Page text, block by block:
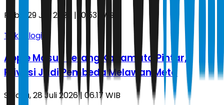
Rabu, 29 Juli 2026 | 10.53 WIB
Teknologi
Apple Masuk Perang Kacamata Pintar,
Privasi Jadi Pembeda Melawan Meta
Selasa, 28 Juli 2026 | 06.17 WIB